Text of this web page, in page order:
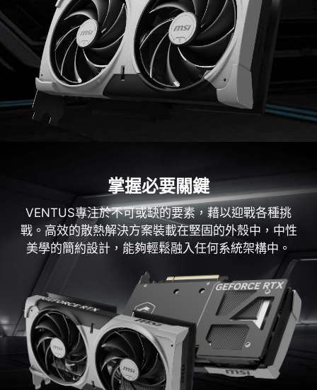
掌握必要關鍵
VENTUS專注於不可或缺的要素，藉以迎戰各種挑
戰。高效的散熱解決方案裝載在堅固的外殼中，中性
美學的簡約設計，能夠輕鬆融入任何系統架構中。